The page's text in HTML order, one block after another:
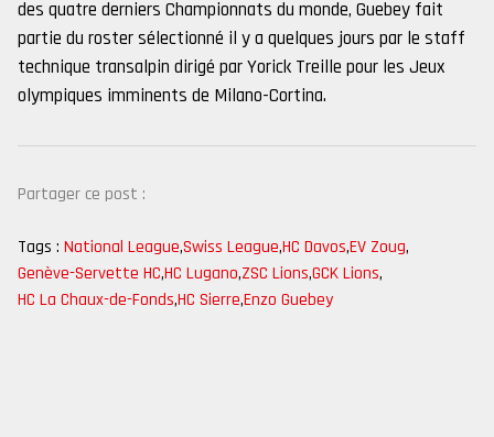
des quatre derniers Championnats du monde, Guebey fait
partie du roster sélectionné il y a quelques jours par le staff
technique transalpin dirigé par Yorick Treille pour les Jeux
olympiques imminents de Milano-Cortina.
Partager ce post :
Tags : National League,Swiss League,HC Davos,EV Zoug,
Genève-Servette HC,HC Lugano,ZSC Lions,GCK Lions,
HC La Chaux-de-Fonds,HC Sierre,Enzo Guebey